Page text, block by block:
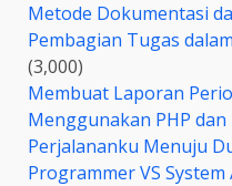
Metode Dokumentasi
Pembagian Tugas
(3,000)
Membuat Laporan
Menggunakan PHP dan
Perjalananku Menuju
Programmer VS System